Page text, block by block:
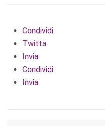
Condividi
Twitta
Invia
Condividi
Invia